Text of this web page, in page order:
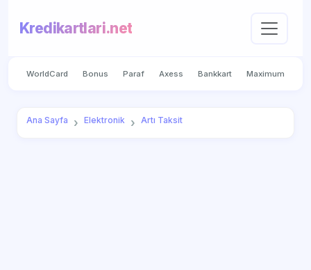
Kredikartlari.net
WorldCard Bonus Paraf Axess Bankkart Maximum
Ana Sayfa Elektronik Artı Taksit